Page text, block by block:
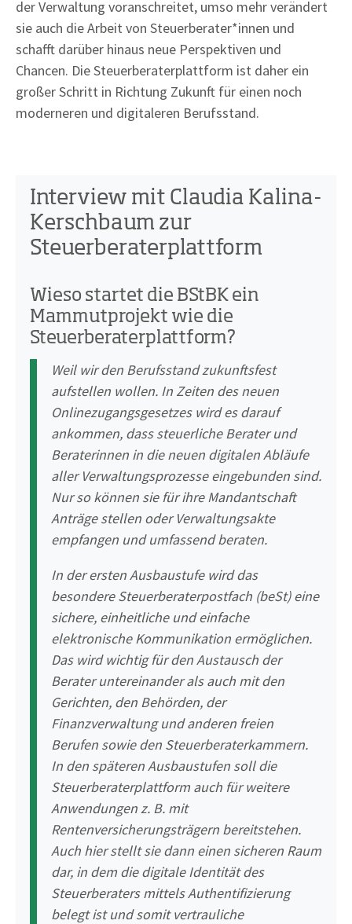
der Verwaltung voranschreitet, umso mehr verändert
sie auch die Arbeit von Steuerberater*innen und
schafft darüber hinaus neue Perspektiven und
Chancen. Die Steuerberaterplattform ist daher ein
großer Schritt in Richtung Zukunft für einen noch
moderneren und digitaleren Berufsstand.
Interview mit Claudia Kalina-
Kerschbaum zur
Steuerberaterplattform
Wieso startet die BStBK ein
Mammutprojekt wie die
Steuerberaterplattform?
Weil wir den Berufsstand zukunftsfest
aufstellen wollen. In Zeiten des neuen
Onlinezugangsgesetzes wird es darauf
ankommen, dass steuerliche Berater und
Beraterinnen in die neuen digitalen Abläufe
aller Verwaltungsprozesse eingebunden sind.
Nur so können sie für ihre Mandantschaft
Anträge stellen oder Verwaltungsakte
empfangen und umfassend beraten.
In der ersten Ausbaustufe wird das
besondere Steuerberaterpostfach (beSt) eine
sichere, einheitliche und einfache
elektronische Kommunikation ermöglichen.
Das wird wichtig für den Austausch der
Berater untereinander als auch mit den
Gerichten, den Behörden, der
Finanzverwaltung und anderen freien
Berufen sowie den Steuerberaterkammern.
In den späteren Ausbaustufen soll die
Steuerberaterplattform auch für weitere
Anwendungen z. B. mit
Rentenversicherungsträgern bereitstehen.
Auch hier stellt sie dann einen sicheren Raum
dar, in dem die digitale Identität des
Steuerberaters mittels Authentifizierung
belegt ist und somit vertrauliche